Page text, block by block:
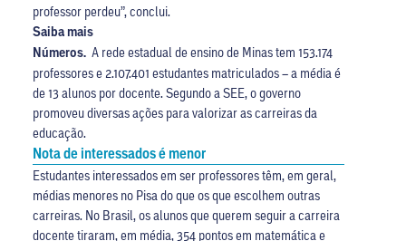
professor perdeu”, conclui.
Saiba mais
Números. A rede estadual de ensino de Minas tem 153.174
professores e 2.107.401 estudantes matriculados – a média é
de 13 alunos por docente. Segundo a SEE, o governo
promoveu diversas ações para valorizar as carreiras da
educação.
Nota de interessados é menor
Estudantes interessados em ser professores têm, em geral,
médias menores no Pisa do que os que escolhem outras
carreiras. No Brasil, os alunos que querem seguir a carreira
docente tiraram, em média, 354 pontos em matemática e